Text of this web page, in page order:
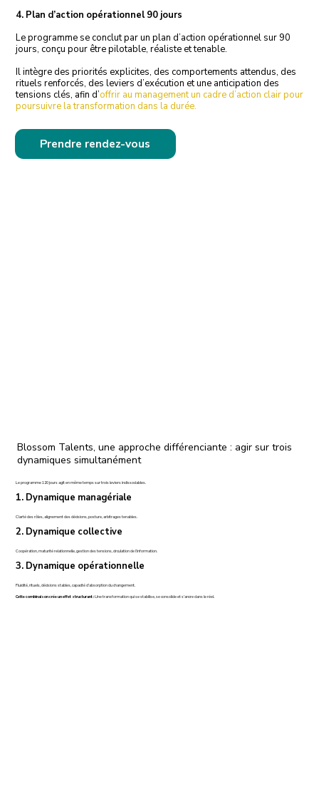
Blossom Talents, une approche différenciante : agir sur trois
dynamiques simultanément
Le programme 120 jours agit en même temps sur trois leviers indissociables.
1. Dynamique managériale
Clarté des rôles, alignement des décisions, posture, arbitrages tenables.
2. Dynamique collective
Coopération, maturité relationnelle, gestion des tensions, circulation de l’information.
3. Dynamique opérationnelle
Fluidité, rituels, décisions stables, capacité d’absorption du changement.
Cette combinaison crée un effet structurant :Une transformation qui se stabilise, se consolide et s’ancre dans le réel.
4. Plan d’action opérationnel 90 jours
Le programme se conclut par un plan d’action opérationnel sur 90
jours, conçu pour être pilotable, réaliste et tenable.
Il intègre des priorités explicites, des comportements attendus, des
rituels renforcés, des leviers d’exécution et une anticipation des
tensions clés, afin d’offrir au management un cadre d’action clair pour
poursuivre la transformation dans la durée.
Prendre rendez-vous